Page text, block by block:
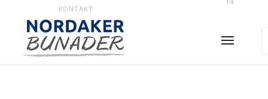
KONTAKT